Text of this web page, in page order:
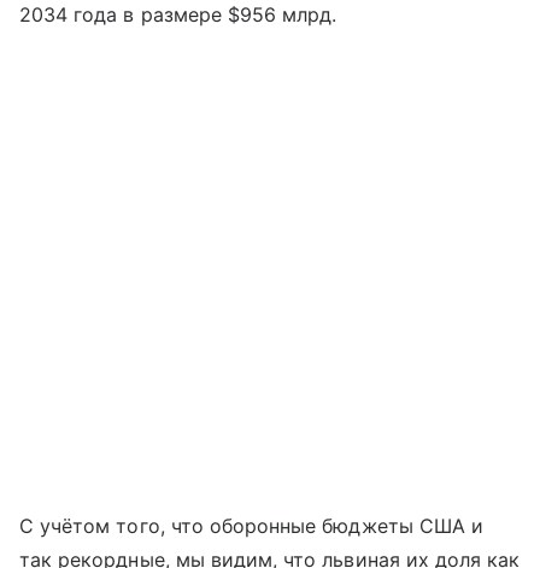
2034 года в размере $956 млрд.
С учётом того, что оборонные бюджеты США и
так рекордные, мы видим, что львиная их доля как